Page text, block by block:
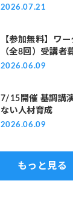
2026.07.21
【参加無料】ワ
（全8回）受講者
2026.06.09
7/15開催 基調講
ない人材育成
2026.06.09
もっと見る